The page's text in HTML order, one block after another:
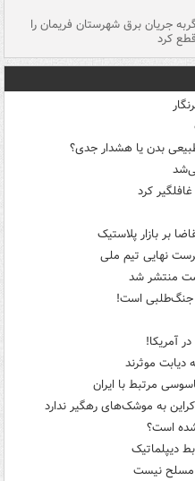
جریان برق شهرستان فریمان را
قطع کرد
بدن یا هشدار جدی؟
کرد
بر بازار پلاستیک
منتشر شد
و جنگ‌طلبی است!
آمریکا!
موثرند
مرتبط با ایران
به موشک‌های رهگیر ندارد
شده است؟
دیپلماتیک
مسلح نیست